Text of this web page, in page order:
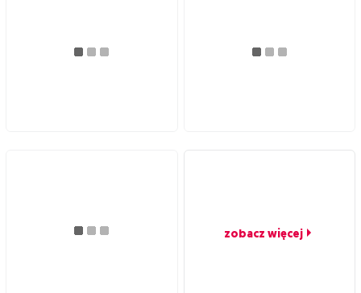
zobacz więcej